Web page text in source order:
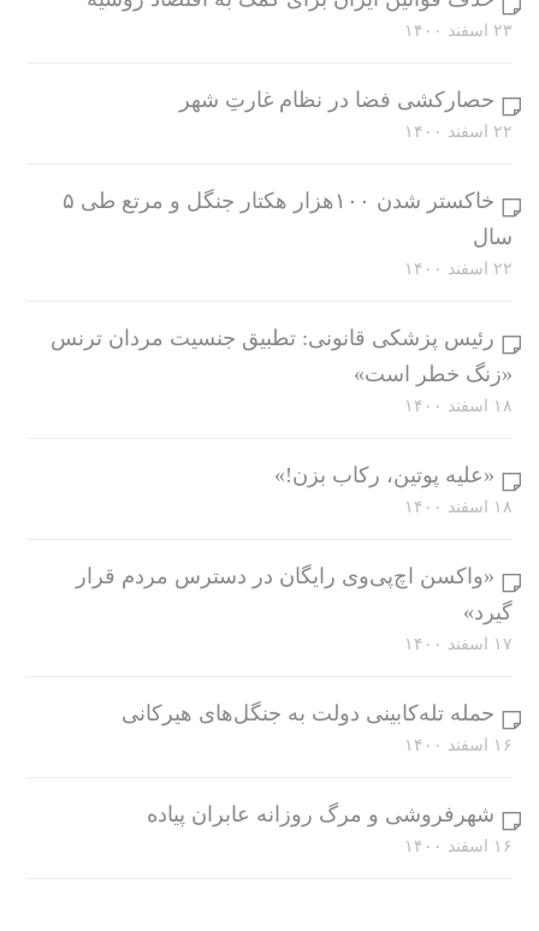
۲۳ اسفند ۱۴۰۰
حصارکشی فضا در نظام غارتِ شهر
۲۲ اسفند ۱۴۰۰
خاکستر شدن ۱۰۰هزار هکتار جنگل و مرتع طی ۵
سال
۲۲ اسفند ۱۴۰۰
رئیس پزشکی قانونی: تطبیق جنسیت مردان ترنس
«زنگ خطر است»
۱۸ اسفند ۱۴۰۰
«علیه پوتین، رکاب بزن!»
۱۸ اسفند ۱۴۰۰
«واکسن اچ‌پی‌وی رایگان در دسترس مردم قرار
گیرد»
۱۷ اسفند ۱۴۰۰
حمله تله‌کابینی دولت به جنگل‌های هیرکانی
۱۶ اسفند ۱۴۰۰
شهرفروشی و مرگ روزانه عابران پیاده
۱۶ اسفند ۱۴۰۰